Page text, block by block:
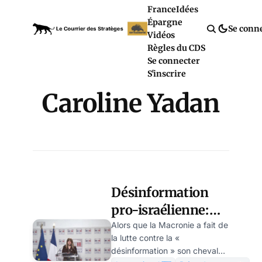
FranceIdées
Épargne
Vidéos
Règles du CDS
Se connecter
S'inscrire
Se
Caroline Yadan
Désinformation
pro-israélienne:
Barrot piégé par
une députée
Alors que la Macronie a fait de
la lutte contre la «
désinformation » son cheval